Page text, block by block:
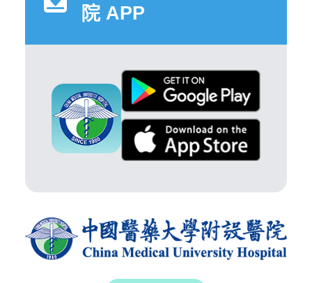
院 APP